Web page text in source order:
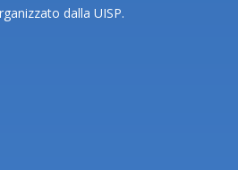
dalla UISP.